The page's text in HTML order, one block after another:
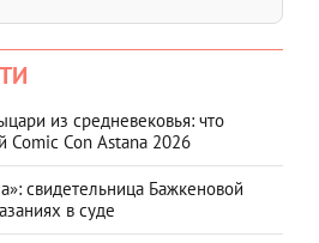
из средневековья: что
Comic Con Astana 2026
свидетельница Бажкеновой
в суде